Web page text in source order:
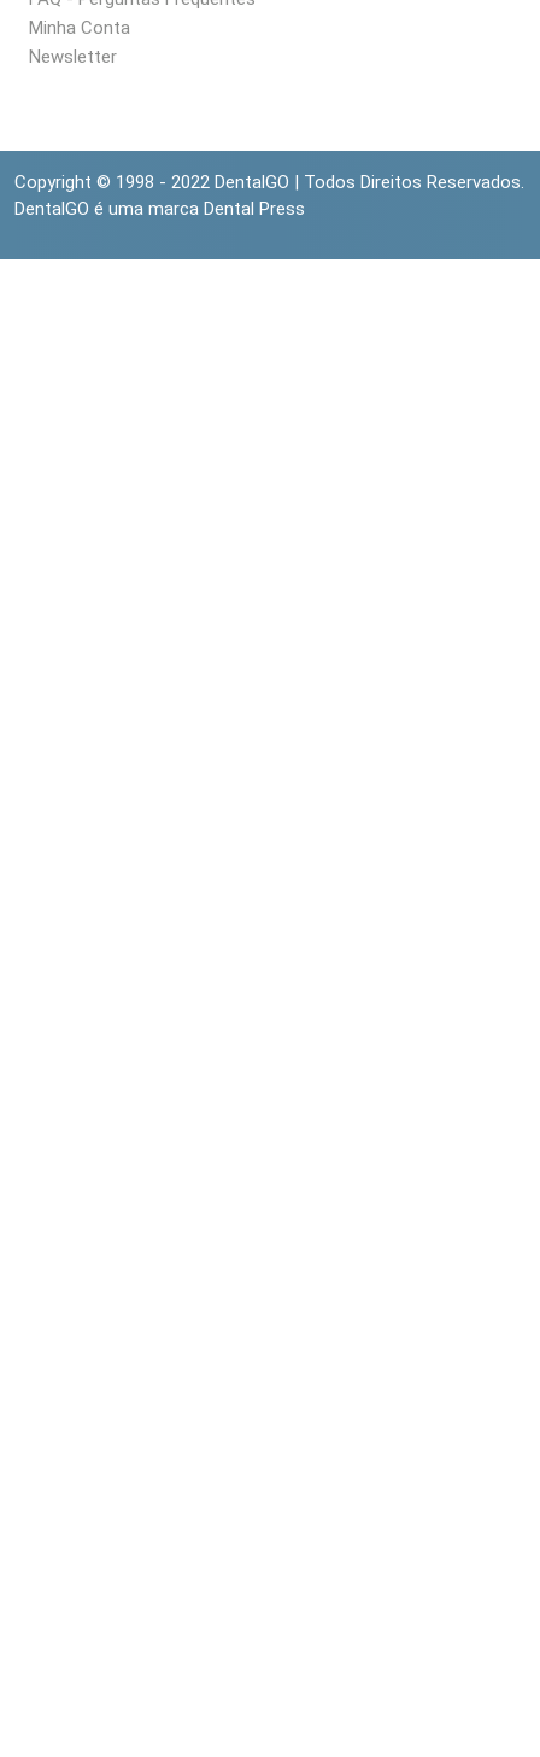
Minha Conta
Newsletter
Copyright © 1998 - 2022 DentalGO | Todos Direitos Reservados.
DentalGO é uma marca Dental Press